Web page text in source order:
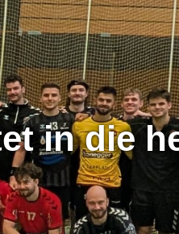
ein Team